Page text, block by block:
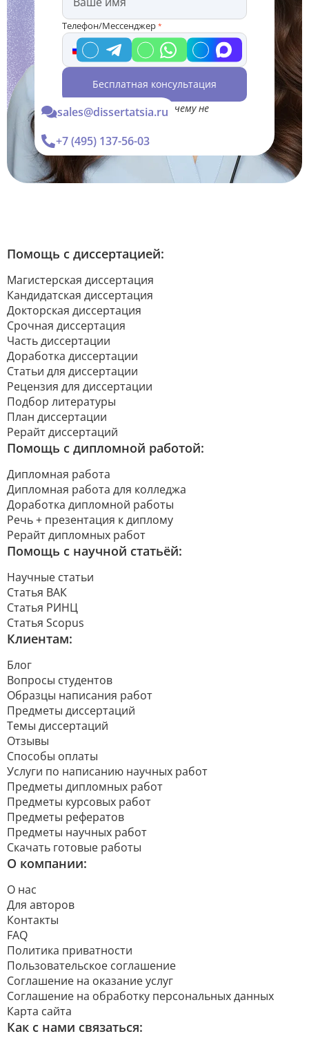
Телефон/Мессенджер *
Бесплатная консультация
*Консультация Вас ни к чему не
обязывает
sales@dissertatsia.ru
+7 (495) 137-56-03
Помощь с диссертацией:
Магистерская диссертация
Кандидатская диссертация
Докторская диссертация
Срочная диссертация
Часть диссертации
Доработка диссертации
Статьи для диссертации
Рецензия для диссертации
Подбор литературы
План диссертации
Рерайт диссертаций
Помощь с дипломной работой:
Дипломная работа
Дипломная работа для колледжа
Доработка дипломной работы
Речь + презентация к диплому
Рерайт дипломных работ
Помощь с научной статьёй:
Научные статьи
Статья ВАК
Статья РИНЦ
Статья Scopus
Клиентам:
Блог
Вопросы студентов
Образцы написания работ
Предметы диссертаций
Темы диссертаций
Отзывы
Способы оплаты
Услуги по написанию научных работ
Предметы дипломных работ
Предметы курсовых работ
Предметы рефератов
Предметы научных работ
Скачать готовые работы
О компании:
О нас
Для авторов
Контакты
FAQ
Политика приватности
Пользовательское соглашение
Соглашение на оказание услуг
Соглашение на обработку персональных данных
Карта сайта
Как с нами связаться: